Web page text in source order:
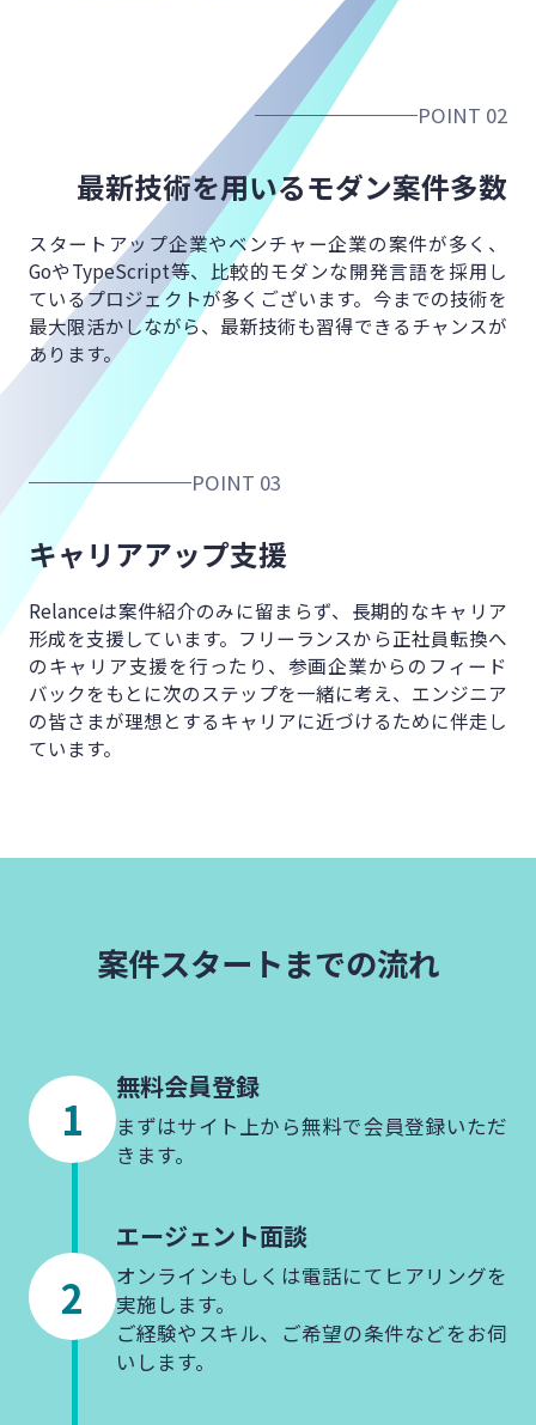
POINT 02
最新技術を用いるモダン案件多数
スタートアップ企業やベンチャー企業の案件が多く、
GoやTypeScript等、比較的モダンな開発言語を採用し
ているプロジェクトが多くございます。 今までの技術を
最大限活かしながら、 最新技術も習得できるチャンスが
あります。
POINT 03
キャリアアップ支援
Relanceは案件紹介のみに留まらず、 長期的なキャリア
形成を支援しています。 フリーランスから正社員転換へ
のキャリア支援を行ったり、 参画企業からのフィード
バックをもとに次のステップを一緒に考え、 エンジニア
の皆さまが理想とするキャリアに近づけるために伴走し
ています。
案件スタートまでの流れ
無料会員登録
まずはサイト上から無料で会員登録いただ
きます。
エージェント面談
オンラインもしくは電話にてヒアリングを
実施します。
ご経験やスキル、ご希望の条件などをお伺
いします。